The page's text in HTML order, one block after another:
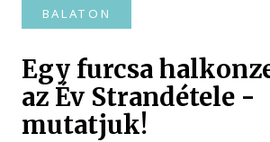
BALATON
Egy furcsa
az Év Strandétele -
mutatjuk!